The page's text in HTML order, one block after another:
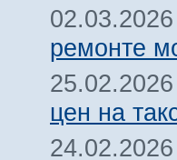
ремонте
цен на